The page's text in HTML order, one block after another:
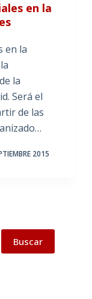
en la
en la
la
Será el
de las
2015
Buscar